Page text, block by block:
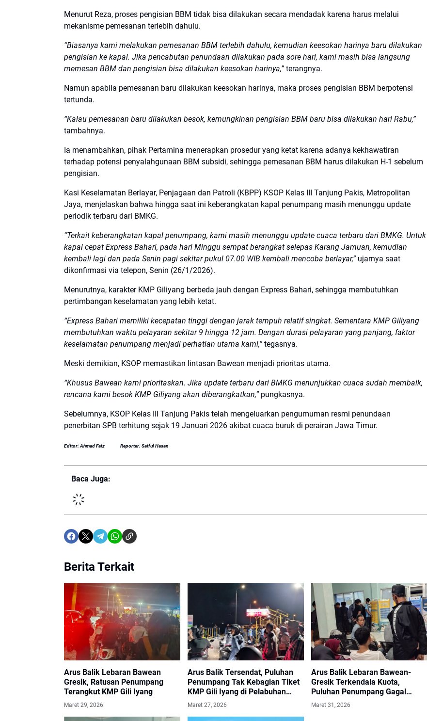
Menurut Reza, proses pengisian BBM tidak bisa dilakukan secara mendadak karena harus melalui
mekanisme pemesanan terlebih dahulu.
“Biasanya kami melakukan pemesanan BBM terlebih dahulu, kemudian keesokan harinya baru dilakukan
pengisian ke kapal. Jika pencabutan penundaan dilakukan pada sore hari, kami masih bisa langsung
memesan BBM dan pengisian bisa dilakukan keesokan harinya,”terangnya.
Namun apabila pemesanan baru dilakukan keesokan harinya, maka proses pengisian BBM berpotensi
tertunda.
“Kalau pemesanan baru dilakukan besok, kemungkinan pengisian BBM baru bisa dilakukan hari Rabu,”
tambahnya.
Ia menambahkan, pihak Pertamina menerapkan prosedur yang ketat karena adanya kekhawatiran
terhadap potensi penyalahgunaan BBM subsidi, sehingga pemesanan BBM harus dilakukan H-1 sebelum
pengisian.
Kasi Keselamatan Berlayar, Penjagaan dan Patroli (KBPP) KSOP Kelas III Tanjung Pakis, Metropolitan
Jaya, menjelaskan bahwa hingga saat ini keberangkatan kapal penumpang masih menunggu update
periodik terbaru dari BMKG.
“Terkait keberangkatan kapal penumpang, kami masih menunggu update cuaca terbaru dari BMKG. Untuk
kapal cepat Express Bahari, pada hari Minggu sempat berangkat selepas Karang Jamuan, kemudian
kembali lagi dan pada Senin pagi sekitar pukul 07.00 WIB kembali mencoba berlayar,”ujarnya saat
dikonfirmasi via telepon, Senin (26/1/2026).
Menurutnya, karakter KMP Giliyang berbeda jauh dengan Express Bahari, sehingga membutuhkan
pertimbangan keselamatan yang lebih ketat.
“Express Bahari memiliki kecepatan tinggi dengan jarak tempuh relatif singkat. Sementara KMP Giliyang
membutuhkan waktu pelayaran sekitar 9 hingga 12 jam. Dengan durasi pelayaran yang panjang, faktor
keselamatan penumpang menjadi perhatian utama kami,”tegasnya.
Meski demikian, KSOP memastikan lintasan Bawean menjadi prioritas utama.
“Khusus Bawean kami prioritaskan. Jika update terbaru dari BMKG menunjukkan cuaca sudah membaik,
rencana kami besok KMP Giliyang akan diberangkatkan,” pungkasnya.
Sebelumnya, KSOP Kelas III Tanjung Pakis telah mengeluarkan pengumuman resmi penundaan
penerbitan SPB terhitung sejak 19 Januari 2026 akibat cuaca buruk di perairan Jawa Timur.
Editor: Ahmad Faiz Reporter: Saiful Hasan
Baca Juga:
Berita Terkait
Arus Balik Lebaran Bawean
Gresik, Ratusan Penumpang
Terangkut KMP Gili Iyang
Maret 29, 2026
Arus Balik Tersendat, Puluhan
Penumpang Tak Kebagian Tiket
KMP Gili Iyang di Pelabuhan
Bawean
Maret 27, 2026
Arus Balik Lebaran Bawean-
Gresik Terkendala Kuota,
Puluhan Penumpang Gagal
Berangkat
Maret 31, 2026